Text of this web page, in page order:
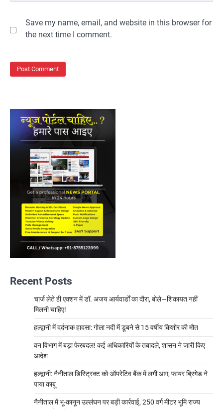
Save my name, email, and website in this browser for
the next time I comment.
Recent Posts
चार्ज लेते ही एक्शन में डॉ. अजय आर्यवार्डों का दौरा, बोले—शिकायत नहीं
मिलनी चाहिए!
हल्द्वानी में दर्दनाक हादसा: गोला नदी में डूबने से 15 वर्षीय किशोर की मौत
वन विभाग में बड़ा फेरबदल! कई अधिकारियों के तबादले, शासन ने जारी किए
आदेश
हल्द्वानी: नैनीताल डिस्ट्रिक्ट को-ऑपरेटिव बैंक में लगी आग, फायर ब्रिगेड ने
पाया काबू
नैनीताल में भू-कानून उल्लंघन पर बड़ी कार्रवाई, 250 वर्ग मीटर भूमि राज्य